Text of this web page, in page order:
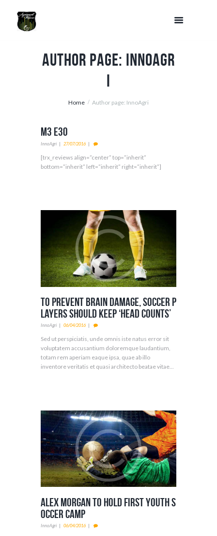
Author page: InnoAgr
i
Home Author page: InnoAgri
M3 E30
InnoAgri 27/07/2016
[trx_reviews align=”center” top=”inherit”
bottom=”inherit” left=”inherit” right=”inherit”]
To Prevent Brain Damage, Soccer P
layers Should Keep ‘Head Counts’
InnoAgri 06/04/2016
Sed ut perspiciatis, unde omnis iste natus error sit
voluptatem accusantium doloremque laudantium,
totam rem aperiam eaque ipsa, quae ab illo
inventore veritatis et quasi architecto beatae vitae...
Alex Morgan to Hold First Youth S
occer Camp
InnoAgri 06/04/2016